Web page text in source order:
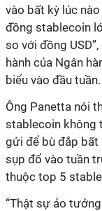
vào bất kỳ lúc
đồng stablecoin
so với đồng
hành của Ngân
biểu vào đầu tuần.
Ông Panetta nói
stablecoin không
gửi để bù đắp bất
sụp đổ vào tuần
thuộc top 5
“Thật sự ảo